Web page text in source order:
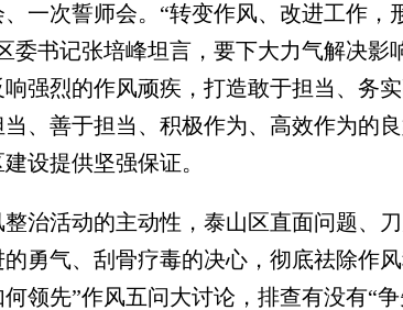
次誓师会。“转变作风、改进工作，
委书记张培峰坦言，要下大力气解决影
强烈的作风顽疾，打造敢于担当、务
、善于担当、积极作为、高效作为的
设提供坚强保证。
活动的主动性，泰山区直面问题、刀
勇气、刮骨疗毒的决心，彻底祛除作
领先”作风五问大讨论，排查有没有“争